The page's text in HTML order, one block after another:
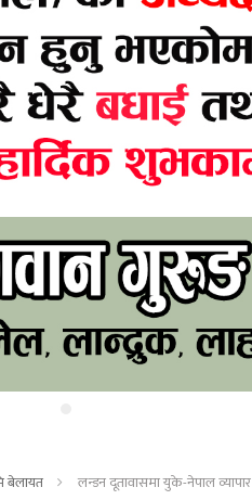
बेलायत लन्डन दूतावासमा युके-नेपाल व्यापार